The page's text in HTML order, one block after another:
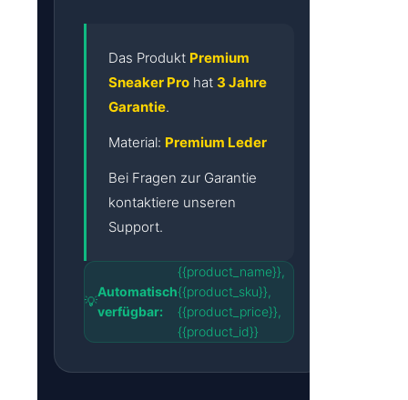
Das Produkt Premium
Sneaker Prohat 3 Jahre
Garantie.
Material: Premium Leder
Bei Fragen zur Garantie
kontaktiere unseren
Support.
💡
Automatisch
verfügbar:
{{product_name}},
{{product_sku}},
{{product_price}},
{{product_id}}